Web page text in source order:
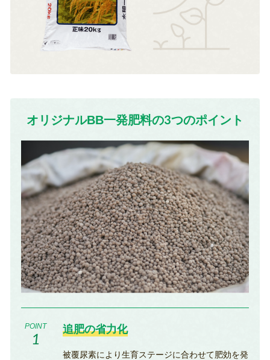
オリジナルBB一発肥料の3つのポイント
追肥の省力化
被覆尿素により生育ステージに合わせて肥効を発